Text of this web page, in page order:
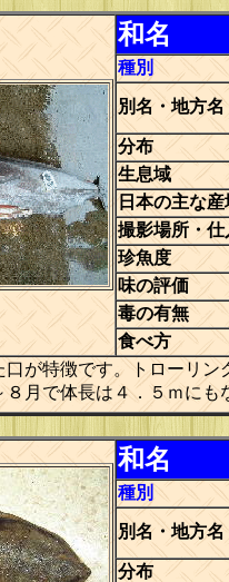
和名
種別
別名・地方名
分布
生息域
日本の主な産
撮影場所・仕
珍魚度
味の評価
毒の有無
食べ方
口が特徴です。トローリ
８月で体長は４．５ｍにも
和名
種別
別名・地方名
分布